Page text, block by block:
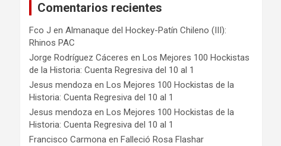
Comentarios recientes
Fco J enAlmanaque del Hockey-Patín Chileno (III):
Rhinos PAC
Jorge Rodríguez Cáceres enLos Mejores 100 Hockistas
de la Historia: Cuenta Regresiva del 10 al 1
Jesus mendoza enLos Mejores 100 Hockistas de la
Historia: Cuenta Regresiva del 10 al 1
Jesus mendoza enLos Mejores 100 Hockistas de la
Historia: Cuenta Regresiva del 10 al 1
Francisco Carmona enFalleció Rosa Flashar